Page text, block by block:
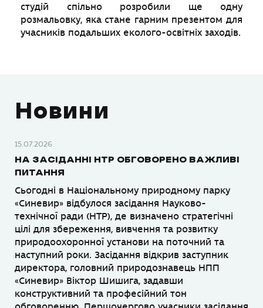
студій спільно розробили ще одну
розмальовку, яка стане гарним презентом для
учасників подальших еколого-освітніх заходів.
Новини
15.07.2026
НА ЗАСІДАННІ НТР ОБГОВОРЕНО ВАЖЛИВІ
ПИТАННЯ
Сьогодні в Національному природному парку
«Синевир» відбулося засідання Науково-
технічної ради (НТР), де визначено стратегічні
цілі для збереження, вивчення та розвитку
природоохоронної установи на поточний та
наступний роки. Засідання відкрив заступник
директора, головний природознавець НПП
«Синевир» Віктор Шишига, задавши
конструктивний та професійний тон